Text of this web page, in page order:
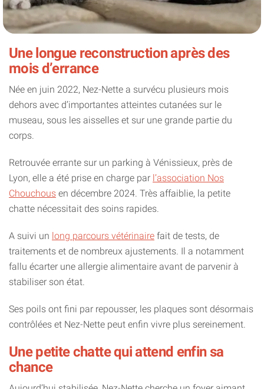
Une longue reconstruction après des
mois d’errance
Née en juin 2022, Nez-Nette a survécu plusieurs mois
dehors avec d’importantes atteintes cutanées sur le
museau, sous les aisselles et sur une grande partie du
corps.
Retrouvée errante sur un parking à Vénissieux, près de
Lyon, elle a été prise en charge par l’association Nos
Chouchous en décembre 2024. Très affaiblie, la petite
chatte nécessitait des soins rapides.
A suivi un long parcours vétérinaire fait de tests, de
traitements et de nombreux ajustements. Il a notamment
fallu écarter une allergie alimentaire avant de parvenir à
stabiliser son état.
Ses poils ont fini par repousser, les plaques sont désormais
contrôlées et Nez-Nette peut enfin vivre plus sereinement.
Une petite chatte qui attend enfin sa
chance